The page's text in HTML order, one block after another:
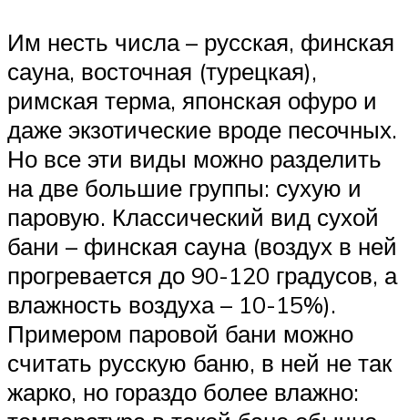
Им несть числа – русская, финская
сауна, восточная (турецкая),
римская терма, японская офуро и
даже экзотические вроде песочных.
Но все эти виды можно разделить
на две большие группы: сухую и
паровую. Классический вид сухой
бани – финская сауна (воздух в ней
прогревается до 90-120 градусов, а
влажность воздуха – 10-15%).
Примером паровой бани можно
считать русскую баню, в ней не так
жарко, но гораздо более влажно: